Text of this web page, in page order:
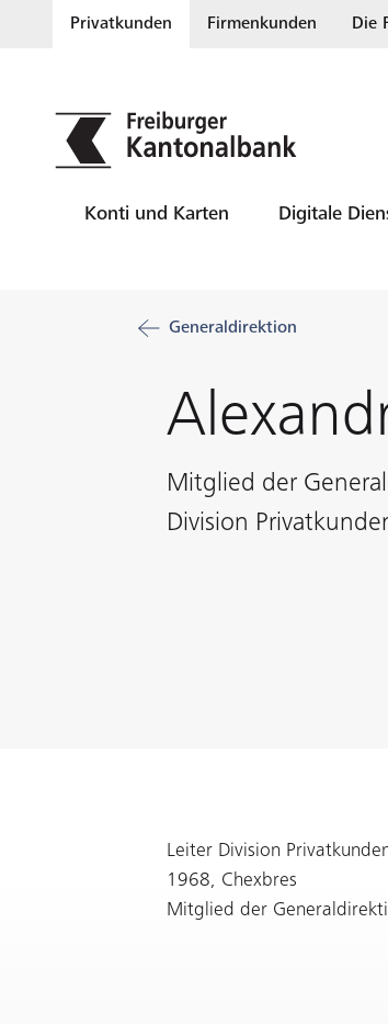
Privatkunden Firmenkunden Die
Konti und Karten Digitale
Generaldirektion
Mitglied der
Division
Leiter Division
1968, Chexbres
Mitglied der